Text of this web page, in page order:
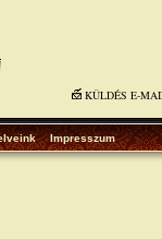
KÜLDÉS E-
Impresszum